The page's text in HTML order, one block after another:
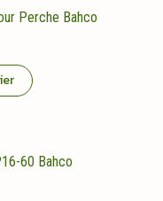
Perche Bahco